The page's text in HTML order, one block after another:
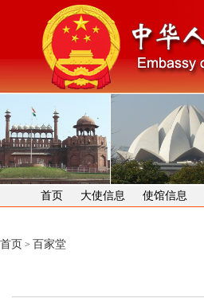
首页 大使信息 使馆信息
首页 > 百家堂